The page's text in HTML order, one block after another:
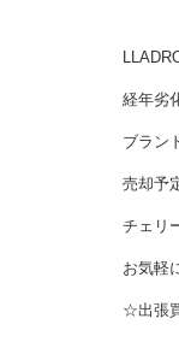
経年劣
ブラン
売却予
チェリ
お気軽
☆出張